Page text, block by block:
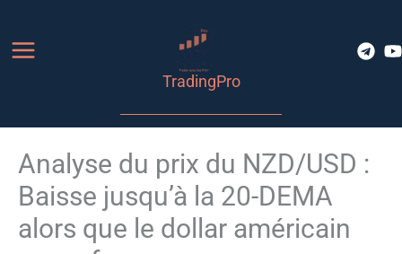
contenu
TradingPro
Analyse du prix du NZD/USD :
Baisse jusqu’à la 20-DEMA
alors que le dollar américain